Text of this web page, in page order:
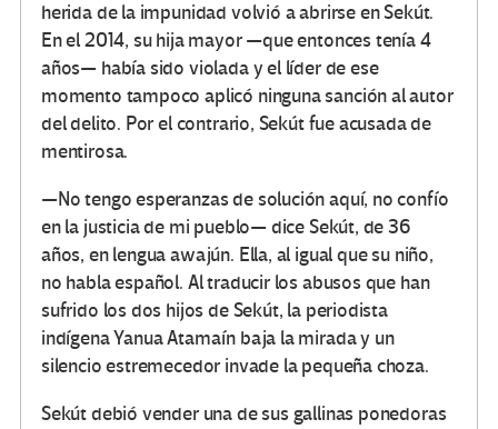
herida de la impunidad volvió a abrirse en Sekút.
En el 2014, su hija mayor —que entonces tenía 4
años— había sido violada y el líder de ese
momento tampoco aplicó ninguna sanción al autor
del delito. Por el contrario, Sekút fue acusada de
mentirosa.
—No tengo esperanzas de solución aquí, no confío
en la justicia de mi pueblo— dice Sekút, de 36
años, en lengua awajún. Ella, al igual que su niño,
no habla español. Al traducir los abusos que han
sufrido los dos hijos de Sekút, la periodista
indígena Yanua Atamaín baja la mirada y un
silencio estremecedor invade la pequeña choza.
Sekút debió vender una de sus gallinas ponedoras